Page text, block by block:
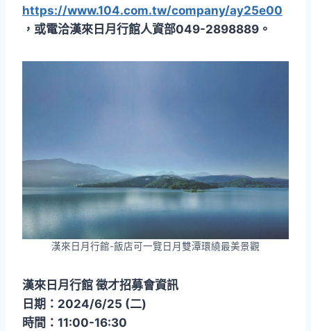
https://www.104.com.tw/company/ay25e00
，或電洽漢來日月行館人資部049-2898889。
漢來日月行館-飯店可一覽日月雙潭環繞最美景觀
漢來日月行館 徵才招募會資訊
日期：2024/6/25 (二)
時間：11:00-16:30